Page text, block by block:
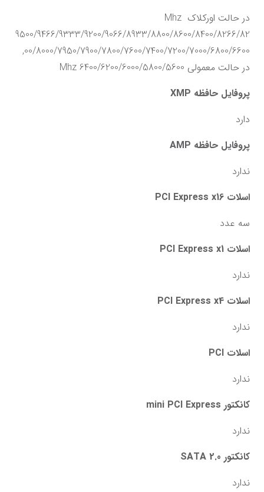
در حالت اورکلاک Mhz
9500/9466/9333/9200/9066/8933/8800/8600/8400/8266/82
در حالت معمولی Mhz 6400/6200/6000/5800/5600
پروفایل حافظه XMP
دارد
پروفایل حافظه AMP
ندارد
اسلات PCI Express x16
سه عدد
اسلات PCI Express x1
ندارد
اسلات PCI Express x4
ندارد
اسلات PCI
ندارد
کانکتور mini PCI Express
ندارد
کانکتور SATA 2.0
ندارد